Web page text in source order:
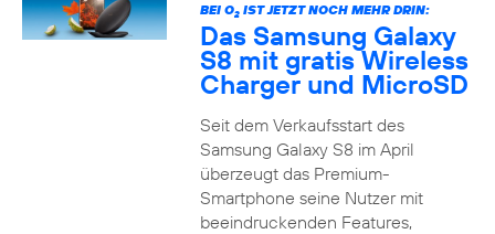
BEI O2IST JETZT NOCH MEHR DRIN:
Das Samsung Galaxy
S8 mit gratis Wireless
Charger und MicroSD
Seit dem Verkaufsstart des
Samsung Galaxy S8 im April
überzeugt das Premium-
Smartphone seine Nutzer mit
beeindruckenden Features,